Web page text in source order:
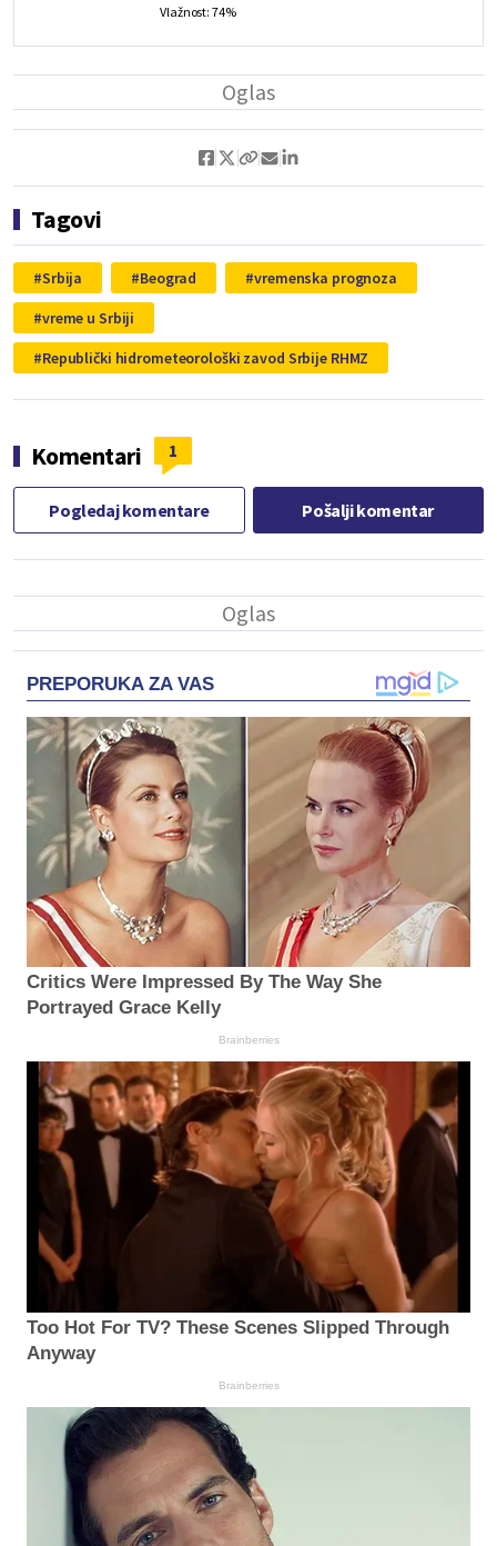
Vlažnost: 74%
Tagovi
Srbija Beograd
vremenska prognoza
vreme u Srbiji
Republički hidrometeorološki zavod Srbije RHMZ
Komentari 1
Pogledaj komentare Pošalji komentar
PREPORUKA ZA VAS
Critics Were Impressed By The Way She
Portrayed Grace Kelly
Brainberries
Too Hot For TV? These Scenes Slipped Through
Anyway
Brainberries